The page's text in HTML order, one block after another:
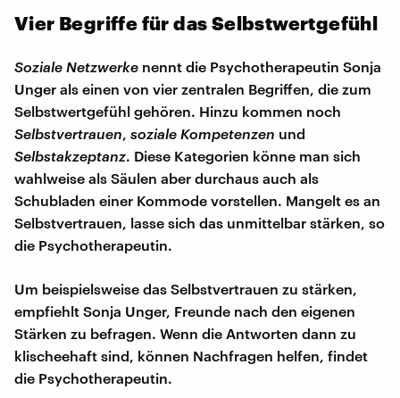
Vier Begriffe für das Selbstwertgefühl
Soziale Netzwerke nennt die Psychotherapeutin Sonja
Unger als einen von vier zentralen Begriffen, die zum
Selbstwertgefühl gehören. Hinzu kommen noch
Selbstvertrauen soziale Kompetenzen und
Selbstakzeptanz. Diese Kategorien könne man sich
wahlweise als Säulen aber durchaus auch als
Schubladen einer Kommode vorstellen. Mangelt es an
Selbstvertrauen, lasse sich das unmittelbar stärken, so
die Psychotherapeutin.
Um beispielsweise das Selbstvertrauen zu stärken,
empfiehlt Sonja Unger, Freunde nach den eigenen
Stärken zu befragen. Wenn die Antworten dann zu
klischeehaft sind, können Nachfragen helfen, findet
die Psychotherapeutin.